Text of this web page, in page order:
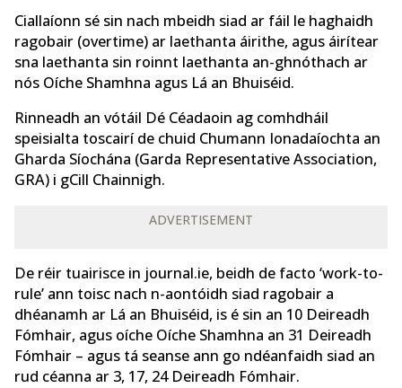
Ciallaíonn sé sin nach mbeidh siad ar fáil le haghaidh
ragobair (overtime) ar laethanta áirithe, agus áirítear
sna laethanta sin roinnt laethanta an-ghnóthach ar
nós Oíche Shamhna agus Lá an Bhuiséid.
Rinneadh an vótáil Dé Céadaoin ag comhdháil
speisialta toscairí de chuid Chumann Ionadaíochta an
Gharda Síochána (Garda Representative Association,
GRA) i gCill Chainnigh.
ADVERTISEMENT
De réir tuairisce in journal.ie, beidh de facto ‘work-to-
rule’ ann toisc nach n-aontóidh siad ragobair a
dhéanamh ar Lá an Bhuiséid, is é sin an 10 Deireadh
Fómhair, agus oíche Oíche Shamhna an 31 Deireadh
Fómhair – agus tá seanse ann go ndéanfaidh siad an
rud céanna ar 3, 17, 24 Deireadh Fómhair.